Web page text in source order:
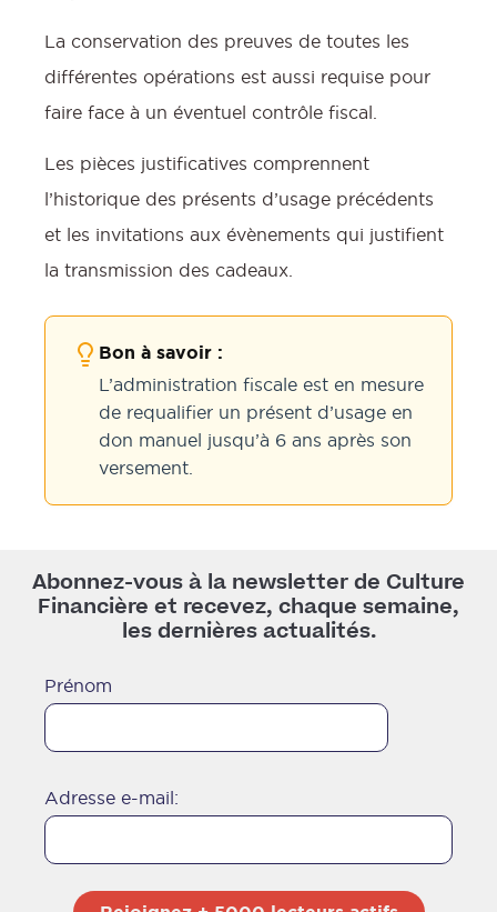
La conservation des preuves de toutes les
différentes opérations est aussi requise pour
faire face à un éventuel contrôle fiscal.
Les pièces justificatives comprennent
l’historique des présents d’usage précédents
et les invitations aux évènements qui justifient
la transmission des cadeaux.
Bon à savoir :
L’administration fiscale est en mesure
de requalifier un présent d’usage en
don manuel jusqu’à 6 ans après son
versement.
Abonnez-vous à la newsletter de Culture
Financière et recevez, chaque semaine,
les dernières actualités.
Prénom
Adresse e-mail: